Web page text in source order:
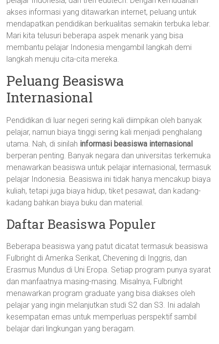
akses informasi yang ditawarkan internet, peluang untuk
mendapatkan pendidikan berkualitas semakin terbuka lebar.
Mari kita telusuri beberapa aspek menarik yang bisa
membantu pelajar Indonesia mengambil langkah demi
langkah menuju cita-cita mereka.
Peluang Beasiswa
Internasional
Pendidikan di luar negeri sering kali diimpikan oleh banyak
pelajar, namun biaya tinggi sering kali menjadi penghalang
utama. Nah, di sinilah informasi beasiswa internasional
berperan penting. Banyak negara dan universitas terkemuka
menawarkan beasiswa untuk pelajar internasional, termasuk
pelajar Indonesia. Beasiswa ini tidak hanya mencakup biaya
kuliah, tetapi juga biaya hidup, tiket pesawat, dan kadang-
kadang bahkan biaya buku dan material.
Daftar Beasiswa Populer
Beberapa beasiswa yang patut dicatat termasuk beasiswa
Fulbright di Amerika Serikat, Chevening di Inggris, dan
Erasmus Mundus di Uni Eropa. Setiap program punya syarat
dan manfaatnya masing-masing. Misalnya, Fulbright
menawarkan program graduate yang bisa diakses oleh
pelajar yang ingin melanjutkan studi S2 dan S3. Ini adalah
kesempatan emas untuk memperluas perspektif sambil
belajar dari lingkungan yang beragam.